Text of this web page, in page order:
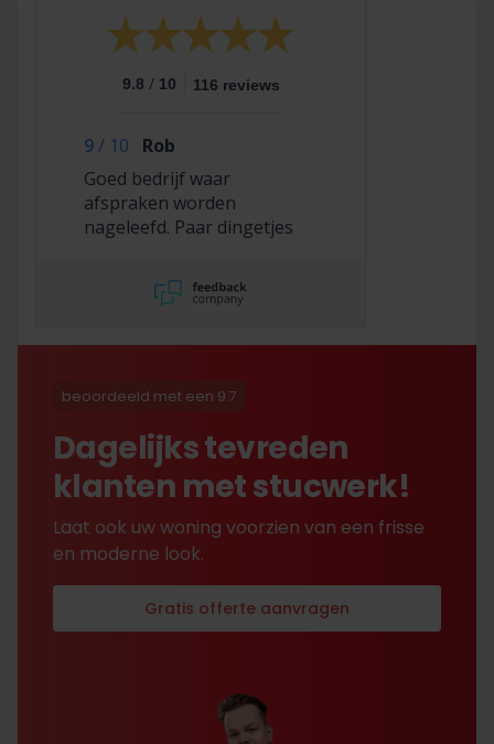
9.8 / 10 116 reviews
9/ 10
Rob
Goed bedrijf waar
afspraken worden
nageleefd. Paar dingetjes
korting gekregen. Duurde
lang eer ik de sleutel
met excuses , maar na
is alles toch na
beoordeeld met een 9.7
Dagelijks tevreden
klanten met stucwerk!
Laat ook uw woning voorzien van een frisse
en moderne look.
Gratis offerte aanvragen